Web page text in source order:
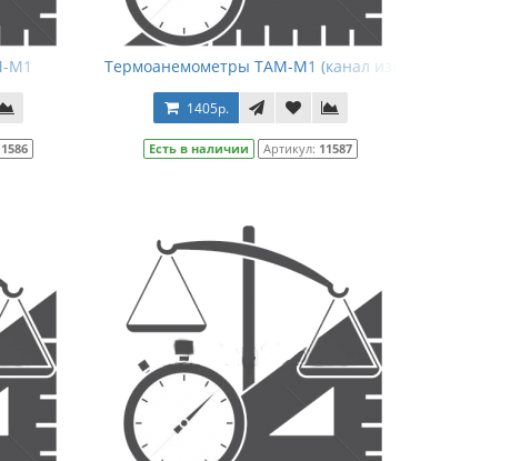
воздушного потока и температуры)
М1 Термоанемометры ТАМ-М1 (канал измерения
1405р.
Есть в наличии Артикул: 11587